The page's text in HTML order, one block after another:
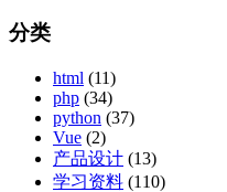
分类
html (11)
php (34)
python (37)
Vue (2)
产品设计 (13)
学习资料 (110)